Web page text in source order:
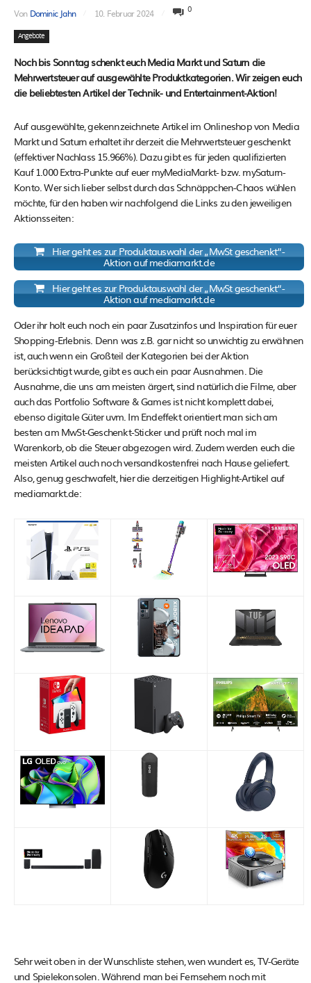
Von Dominic Jahn 10. Februar 2024 0
Angebote
Noch bis Sonntag schenkt euch Media Markt und Saturn die
Mehrwertsteuer auf ausgewählte Produktkategorien. Wir zeigen euch
die beliebtesten Artikel der Technik- und Entertainment-Aktion!
Auf ausgewählte, gekennzeichnete Artikel im Onlineshop von Media
Markt und Saturn erhaltet ihr derzeit die Mehrwertsteuer geschenkt
(effektiver Nachlass 15.966%). Dazu gibt es für jeden qualifizierten
Kauf 1.000 Extra-Punkte auf euer myMediaMarkt- bzw. mySaturn-
Konto. Wer sich lieber selbst durch das Schnäppchen-Chaos wühlen
möchte, für den haben wir nachfolgend die Links zu den jeweiligen
Aktionsseiten:
Hier geht es zur Produktauswahl der „MwSt geschenkt“-
Aktion auf mediamarkt.de
Hier geht es zur Produktauswahl der „MwSt geschenkt“-
Aktion auf mediamarkt.de
Oder ihr holt euch noch ein paar Zusatzinfos und Inspiration für euer
Shopping-Erlebnis. Denn was z.B. gar nicht so unwichtig zu erwähnen
ist, auch wenn ein Großteil der Kategorien bei der Aktion
berücksichtigt wurde, gibt es auch ein paar Ausnahmen. Die
Ausnahme, die uns am meisten ärgert, sind natürlich die Filme, aber
auch das Portfolio Software & Games ist nicht komplett dabei,
ebenso digitale Güter uvm. Im Endeffekt orientiert man sich am
besten am MwSt-Geschenkt-Sticker und prüft noch mal im
Warenkorb, ob die Steuer abgezogen wird. Zudem werden euch die
meisten Artikel auch noch versandkostenfrei nach Hause geliefert.
Also, genug geschwafelt, hier die derzeitigen Highlight-Artikel auf
mediamarkt.de:
Sehr weit oben in der Wunschliste stehen, wen wundert es, TV-Geräte
und Spielekonsolen. Während man bei Fernsehern noch mit